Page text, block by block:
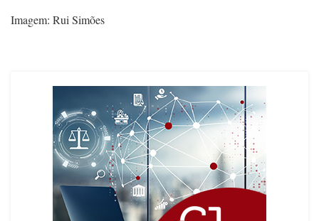
Imagem: Rui Simões